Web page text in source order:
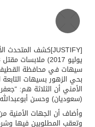
سيهات في محافظة
بحي الزهور بسيهات
الأمني أن الثلاثة هم:
(سعوديان) وحسن
وأضاف أن الجهات الأمنية
وتعقب المطلوبين فيها